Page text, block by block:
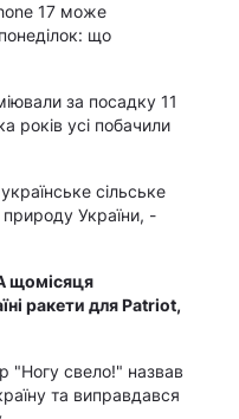
17 може
що
за посадку 11
років усі побачили
сільське
України, -
ракети для Patriot,
"Ногу свело!" назвав
та виправдався